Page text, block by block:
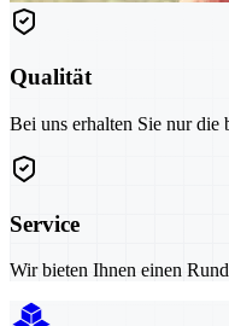
Qualität
Bei uns erhalten Sie nur die
Service
Wir bieten Ihnen einen